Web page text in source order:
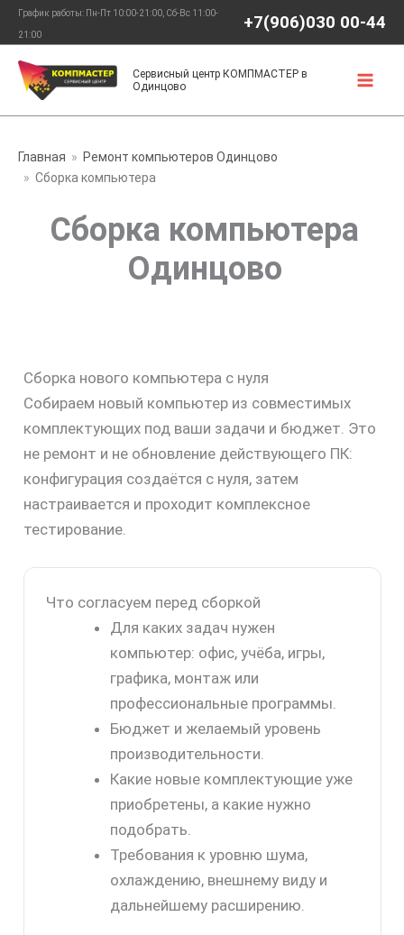
Перейти
содержимому
График работы: Пн-Пт 10:00-21:00, Сб-Вс 11:00-
21:00
+7(906)030 00-44
Сервисный центр КОМПМАСТЕР в
Одинцово
Главная
Ремонт компьютеров Одинцово
Сборка компьютера
Сборка компьютера
Одинцово
Сборка нового компьютера с нуля
Собираем новый компьютер из совместимых
комплектующих под ваши задачи и бюджет. Это
не ремонт и не обновление действующего ПК:
конфигурация создаётся с нуля, затем
настраивается и проходит комплексное
тестирование.
Что согласуем перед сборкой
Для каких задач нужен
компьютер: офис, учёба, игры,
графика, монтаж или
профессиональные программы.
Бюджет и желаемый уровень
производительности.
Какие новые комплектующие уже
приобретены, а какие нужно
подобрать.
Требования к уровню шума,
охлаждению, внешнему виду и
дальнейшему расширению.